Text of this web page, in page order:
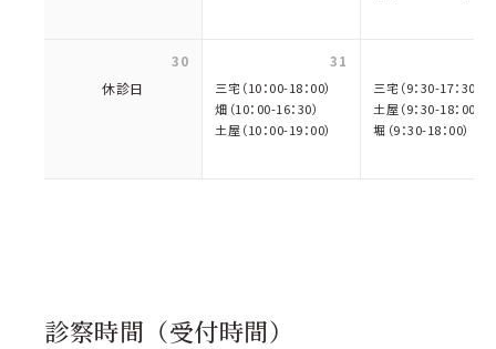
30
休診日
31
三宅（10：00-18：00）
畑（10：00-16：30）
土屋（10：00-19：00）
三宅（9：30-17：30）
土屋（9：30-18：00）
堀（9：30-18：00）
診察時間（受付時間）